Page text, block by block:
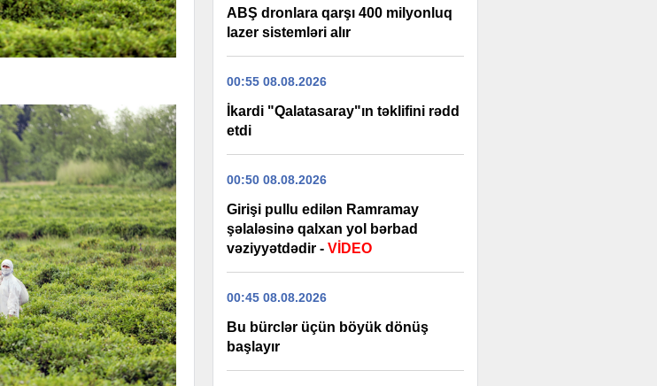
ABŞ dronlara qarşı 400 milyonluq
lazer sistemləri alır
00:55 08.08.2026
İkardi "Qalatasaray"ın təklifini rədd
etdi
00:50 08.08.2026
Girişi pullu edilən Ramramay
şəlaləsinə qalxan yol bərbad
vəziyyətdədir - VİDEO
00:45 08.08.2026
Bu bürclər üçün böyük dönüş
başlayır